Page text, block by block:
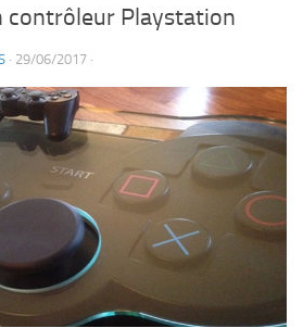
contrôleur Playstation
· 29/06/2017 ·